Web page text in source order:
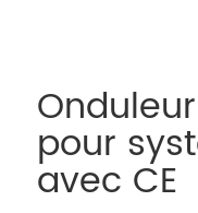
pour
avec CE